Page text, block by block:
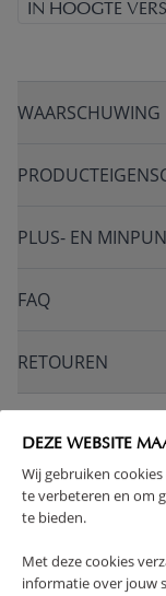
DEZE WEBSITE
Wij gebruiken
te verbeteren en om
te bieden.
Met deze cookies
informatie over jouw
IN HOOGTE
WAARSCHUWING
PLUS- EN
FAQ
RETOUREN
DE SET